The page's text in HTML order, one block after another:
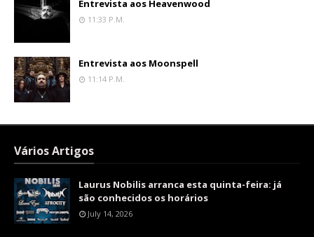
Entrevista aos Heavenwood
11:33 P.m.
Entrevista aos Moonspell
11:14 P.m.
Vários Artigos
Laurus Nobilis arranca esta quinta-feira: já
são conhecidos os horários
July 14, 2026